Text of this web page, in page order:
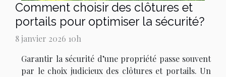
Comment choisir des clôtures et
portails pour optimiser la sécurité?
8 janvier 2026 10h
Garantir la sécurité d’une propriété passe souvent
par le choix judicieux des clôtures et portails. Un